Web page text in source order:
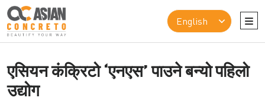
एसियन कंक्रिटो ‘एनएस’ पाउने बन्यो पहिलो
उद्योग